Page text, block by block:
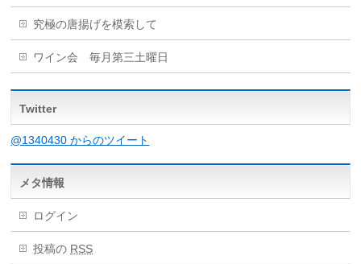
究極の唐揚げを模索して
ワイン会 毎月第三土曜日
Twitter
@1340430 からのツイート
メタ情報
ログイン
投稿の RSS